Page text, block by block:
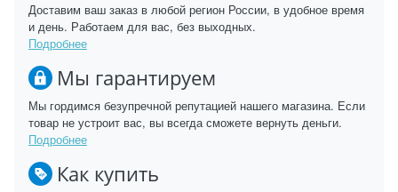
Доставим ваш заказ в любой регион России, в удобное время
и день. Работаем для вас, без выходных.
Подробнее
Мы гарантируем
Мы гордимся безупречной репутацией нашего магазина. Если
товар не устроит вас, вы всегда сможете вернуть деньги.
Подробнее
Как купить